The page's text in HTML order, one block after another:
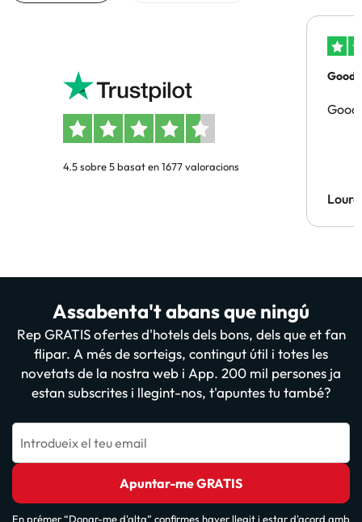
4.5 sobre 5 basat en 1677 valoracions
Good
Good
Assabenta't abans que ningú
Rep GRATIS ofertes d'hotels dels bons, dels que et fan
flipar. A més de sorteigs, contingut útil i totes les
novetats de la nostra web i App. 200 mil persones ja
estan subscrites i llegint-nos, t'apuntes tu també?
Introdueix el teu email
Apuntar-me GRATIS
En prémer “Donar-me d'alta” confirmes haver llegit i estar d'acord amb